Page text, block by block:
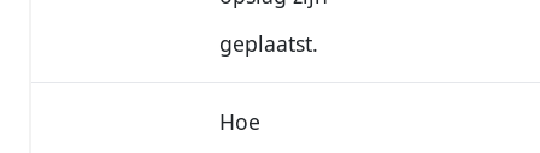
geplaatst.
Hoe